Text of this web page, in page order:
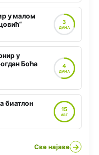
у малом
3
ДАНА
у
Боћа
4
ДАНА
биатлон
15
АВГ
Све најаве →